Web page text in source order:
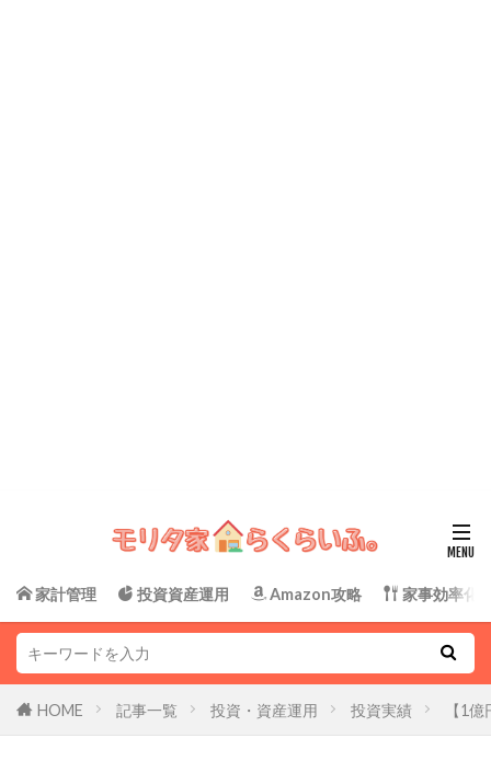
家計管理 投資資産運用 Amazon攻略 家事効率化
HOME 記事一覧 投資・資産運用 投資実績 【1